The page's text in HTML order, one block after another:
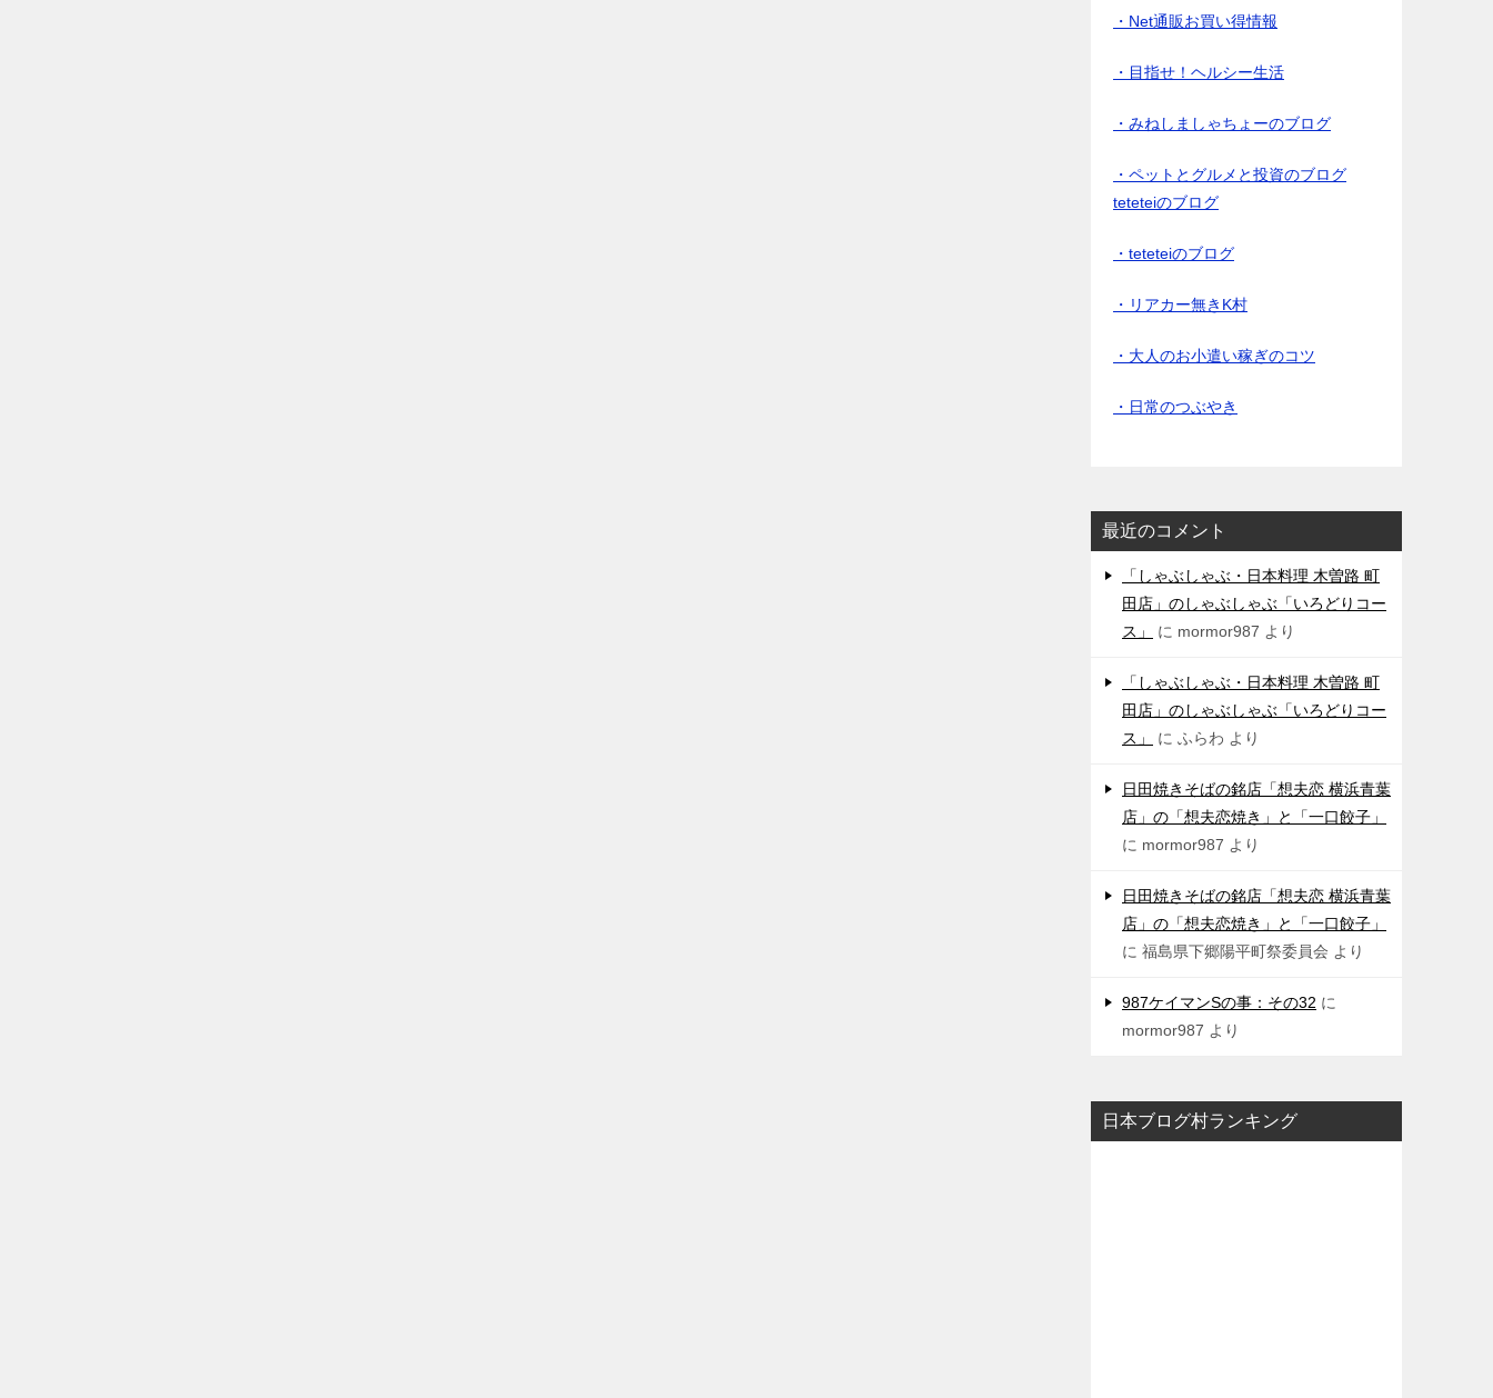
・Net通販お買い得情報
・目指せ！ヘルシー生活
・みねしましゃちょーのブログ
・ペットとグルメと投資のブログ
teteteiのブログ
・teteteiのブログ
・リアカー無きK村
・大人のお小遣い稼ぎのコツ
・日常のつぶやき
最近のコメント
「しゃぶしゃぶ・日本料理 木曽路 町
田店」のしゃぶしゃぶ「いろどりコー
ス」
に mormor987 より
「しゃぶしゃぶ・日本料理 木曽路 町
田店」のしゃぶしゃぶ「いろどりコー
ス」
に ふらわ より
日田焼きそばの銘店「想夫恋 横浜青葉
店」の「想夫恋焼き」と「一口餃子」
に mormor987 より
日田焼きそばの銘店「想夫恋 横浜青葉
店」の「想夫恋焼き」と「一口餃子」
に 福島県下郷陽平町祭委員会 より
987ケイマンSの事：その32 に
mormor987 より
日本ブログ村ランキング